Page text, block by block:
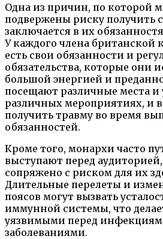
Одна из причин, по которой
подвержены риску получить
заключается в их
У каждого члена британской
есть свои обязанности и
обязательства, которые они
большой энергией и
посещают различные места и
различных мероприятиях, и
получить травму во время
обязанностей.
Кроме того, монархи часто
выступают перед
сопряжено с риском для их
Длительные перелеты и
поясов могут вызвать
иммунной системы, что
уязвимыми перед
заболеваниями.